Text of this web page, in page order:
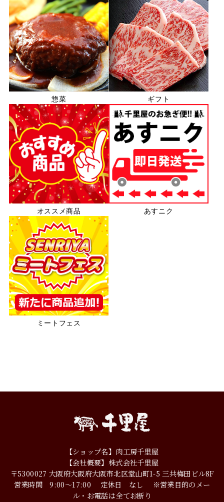
惣菜 ギフト
オススメ商品 あすニク
ミートフェス
【ショップ名】肉工房千里屋
【会社概要】株式会社千里屋
〒5300027 大阪府大阪府大阪市北区堂山町1-5 三共梅田ビル8F
営業時間 9:00～17:00
定休日 なし
※営業目的のメー
ル・お電話は全てお断り